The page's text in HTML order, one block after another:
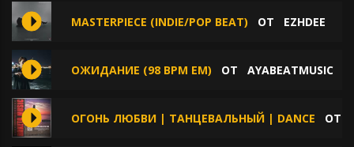
MASTERPIECE (INDIE/POP BEAT) ОТ EZHDEE
ОЖИДАНИЕ (98 BPM EM) ОТ AYABEATMUSIC
ОГОНЬ ЛЮБВИ | ТАНЦЕВАЛЬНЫЙ | DANCE ОТ